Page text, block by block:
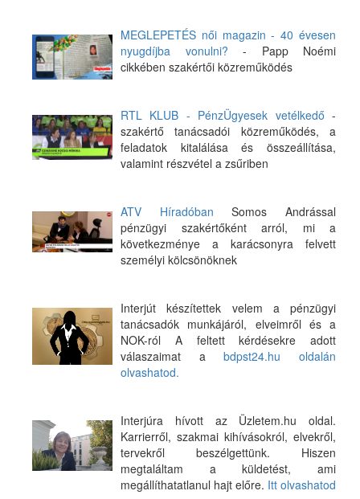
MEGLEPETÉS női magazin - 40 évesen
nyugdíjba vonulni? - Papp Noémi
cikkében szakértői közreműködés
RTL KLUB - PénzÜgyesek vetélkedő -
szakértő tanácsadói közreműködés, a
feladatok kitalálása és összeállítása,
valamint részvétel a zsűriben
ATV Híradóban Somos Andrással
pénzügyi szakértőként arról, mi a
következménye a karácsonyra felvett
személyi kölcsönöknek
Interjút készítettek velem a pénzügyi
tanácsadók munkájáról, elveimről és a
NOK-ról A feltett kérdésekre adott
válaszaimat abdpst24.hu oldalán
olvashatod.
Interjúra hívott az Üzletem.hu oldal.
Karrierről, szakmai kihívásokról, elvekről,
tervekről beszélgettünk. Hiszen
megtaláltam a küldetést, ami
megállíthatatlanul hajt előre. Itt olvashatod